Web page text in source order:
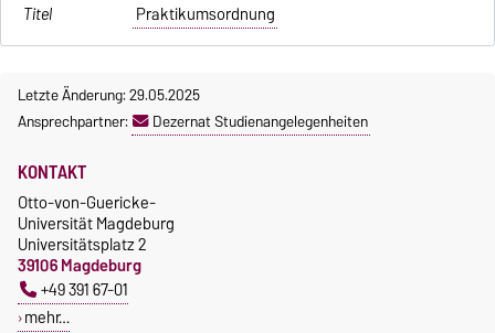
Praktikumsordnung
Letzte Änderung: 29.05.2025
Ansprechpartner:
Dezernat Studienangelegenheiten
KONTAKT
Otto-von-Guericke-
Universität Magdeburg
Universitätsplatz 2
39106 Magdeburg
+49 391 67-01
mehr…